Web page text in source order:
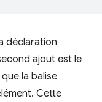
déclaration
ajout est le
la balise
Cette